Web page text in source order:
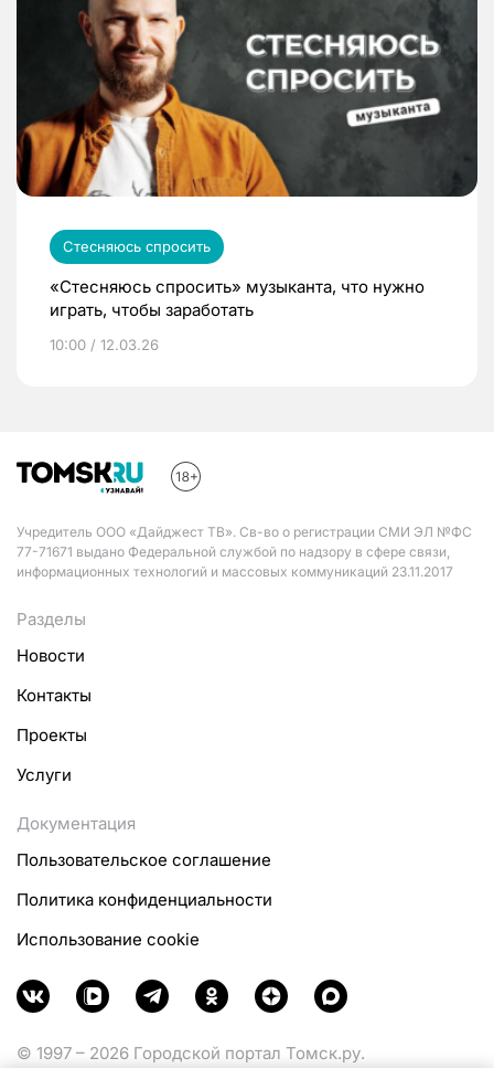
Стесняюсь спросить
«Стесняюсь спросить» музыканта, что нужно
играть, чтобы заработать
10:00 / 12.03.26
Учредитель ООО «Дайджест ТВ». Св-во о регистрации СМИ ЭЛ №ФС
77-71671 выдано Федеральной службой по надзору в сфере связи,
информационных технологий и массовых коммуникаций 23.11.2017
Разделы
Новости
Контакты
Проекты
Услуги
Документация
Пользовательское соглашение
Политика конфиденциальности
Использование cookie
© 1997 – 2026 Городской портал Томск.ру.